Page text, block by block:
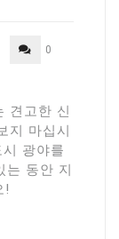
0
견고한 신
지 마십시
광야를
는 동안 지
!